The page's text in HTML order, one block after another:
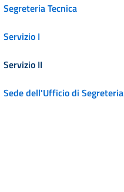
Segreteria Tecnica
Servizio I
Servizio II
Sede dell'Ufficio di Segreteria